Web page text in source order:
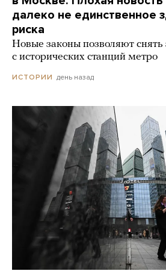
далеко не единственное
риска
Новые законы позволяют
с исторических станций метро
ИСТОРИИ день назад